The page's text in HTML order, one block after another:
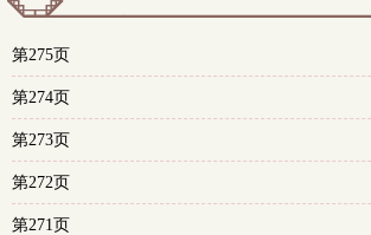
第275页
第274页
第273页
第272页
第271页